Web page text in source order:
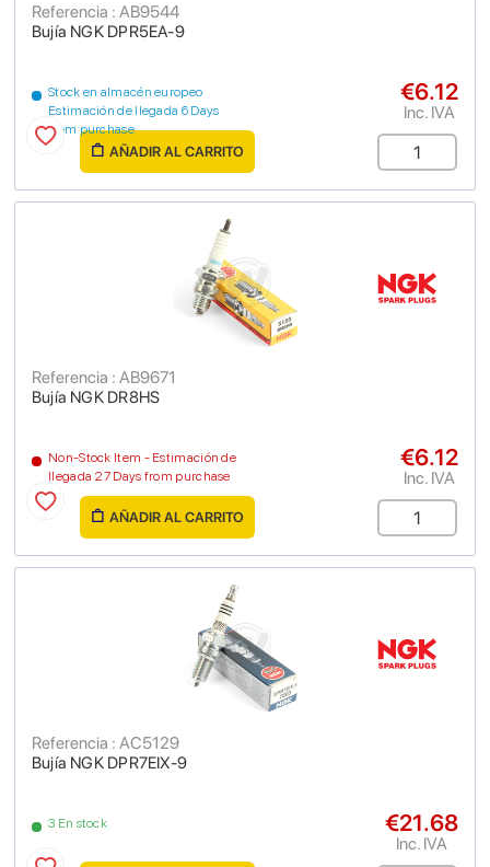
Bujía NGK DPR5EA-9
Referencia : AB9544
Stock en almacén europeo
Estimación de llegada 6 Days
from purchase
€6.12
Inc. IVA
AÑADIR AL CARRITO
Bujía NGK DR8HS
Referencia : AB9671
Non-Stock Item - Estimación de
llegada 27 Days from purchase
€6.12
Inc. IVA
AÑADIR AL CARRITO
Bujía NGK DPR7EIX-9
Referencia : AC5129
3 En stock €21.68
Inc. IVA